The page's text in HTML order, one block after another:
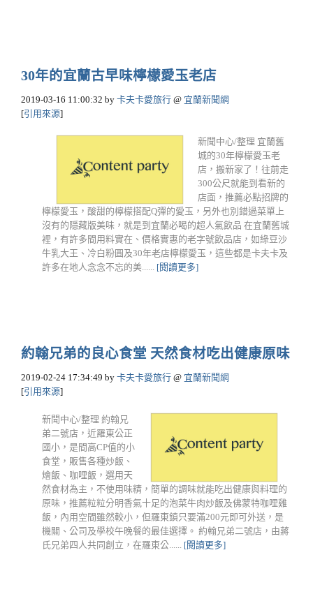
30年的宜蘭古早味檸檬愛玉老店
2019-03-16 11:00:32 by 卡夫卡愛旅行 @ 宜蘭新聞網
[引用來源]
新聞中心/整理 宜蘭舊
城的30年檸檬愛玉老
店，搬新家了！往前走
300公尺就能到看新的
店面，推薦必點招牌的
檸檬愛玉，酸甜的檸檬搭配Q彈的愛玉，另外也別錯過菜單上
沒有的隱藏版美味，就是到宜蘭必喝的超人氣飲品 在宜蘭舊城
裡，有許多間用料實在、價格實惠的老字號飲品店，如綠豆沙
牛乳大王、冷白粉圓及30年老店檸檬愛玉，這些都是卡夫卡及
許多在地人念念不忘的美...... [閱讀更多]
約翰兄弟的良心食堂 天然食材吃出健康原味
2019-02-24 17:34:49 by 卡夫卡愛旅行 @ 宜蘭新聞網
[引用來源]
新聞中心/整理 約翰兄
弟二號店，近羅東公正
國小，是間高CP值的小
食堂，販售各種炒飯、
燴飯、咖哩飯，選用天
然食材為主，不使用味精，簡單的調味就能吃出健康與料理的
原味，推薦粒粒分明香氣十足的泡菜牛肉炒飯及佛蒙特咖哩雞
飯，內用空間雖然較小，但羅東鎮只要滿200元即可外送，是
機關、公司及學校午晚餐的最佳選擇。 約翰兄弟二號店，由蔣
氏兄弟四人共同創立，在羅東公...... [閱讀更多]